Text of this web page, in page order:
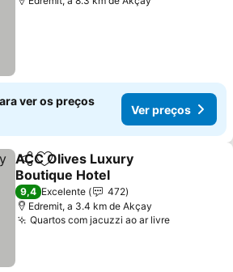
ver os preços
Ver preços
PartilharAdicionar aos favoritos
ACC Olives Luxury
Boutique Hotel
9,4 Excelente
472
Edremit, a 3.4 km de Akçay
Quartos com jacuzzi ao ar livre